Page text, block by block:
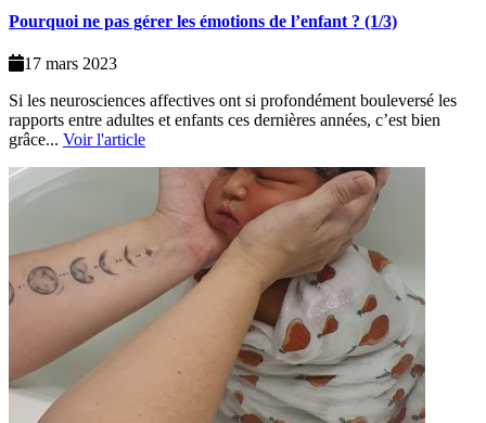
Pourquoi ne pas gérer les émotions de l’enfant ? (1/3)
17 mars 2023
Si les neurosciences affectives ont si profondément bouleversé les
rapports entre adultes et enfants ces dernières années, c’est bien
grâce... Voir l'article